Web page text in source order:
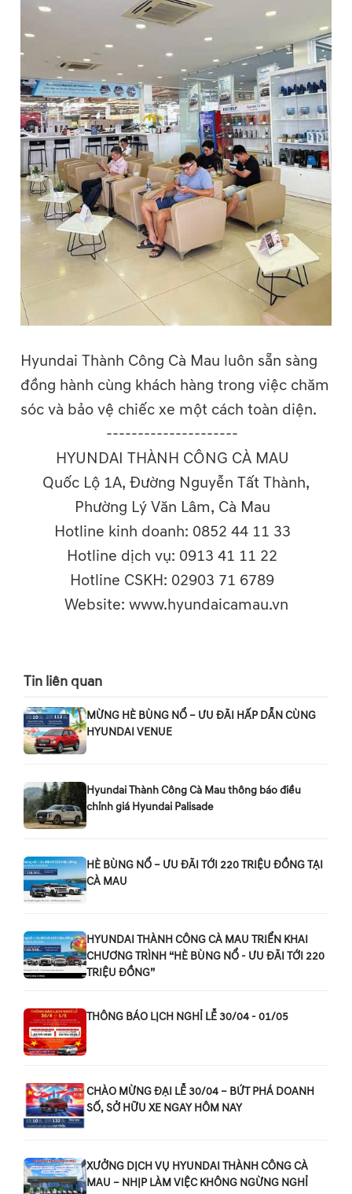
Hyundai Thành Công Cà Mau luôn sẵn sàng
đồng hành cùng khách hàng trong việc chăm
sóc và bảo vệ chiếc xe một cách toàn diện.
---------------------
HYUNDAI THÀNH CÔNG CÀ MAU
Quốc Lộ 1A, Đường Nguyễn Tất Thành,
Phường Lý Văn Lâm, Cà Mau
Hotline kinh doanh: 0852 44 11 33
Hotline dịch vụ: 0913 41 11 22
Hotline CSKH: 02903 71 6789
Website: www.hyundaicamau.vn
Tin liên quan
MỪNG HÈ BÙNG NỔ – ƯU ĐÃI HẤP DẪN CÙNG
HYUNDAI VENUE
Hyundai Thành Công Cà Mau thông báo điều
chỉnh giá Hyundai Palisade
HÈ BÙNG NỔ – ƯU ĐÃI TỚI 220 TRIỆU ĐỒNG TẠI
CÀ MAU
HYUNDAI THÀNH CÔNG CÀ MAU TRIỂN KHAI
CHƯƠNG TRÌNH “HÈ BÙNG NỔ - ƯU ĐÃI TỚI 220
TRIỆU ĐỒNG”
THÔNG BÁO LỊCH NGHỈ LỄ 30/04 - 01/05
CHÀO MỪNG ĐẠI LỄ 30/04 – BỨT PHÁ DOANH
SỐ, SỞ HỮU XE NGAY HÔM NAY
XƯỞNG DỊCH VỤ HYUNDAI THÀNH CÔNG CÀ
MAU – NHỊP LÀM VIỆC KHÔNG NGỪNG NGHỈ